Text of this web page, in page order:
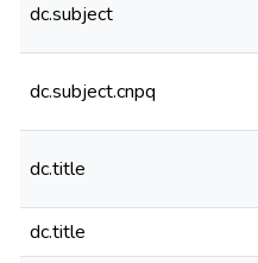
dc.subject
dc.subject.cnpq
dc.title
dc.title